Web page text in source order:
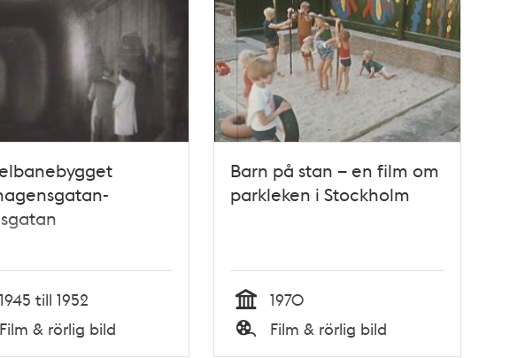
1945 till 1952
Film & rörlig bild
Barn på stan – en film om
parkleken i Stockholm
Tid
1970
Typ
Film & rörlig bild